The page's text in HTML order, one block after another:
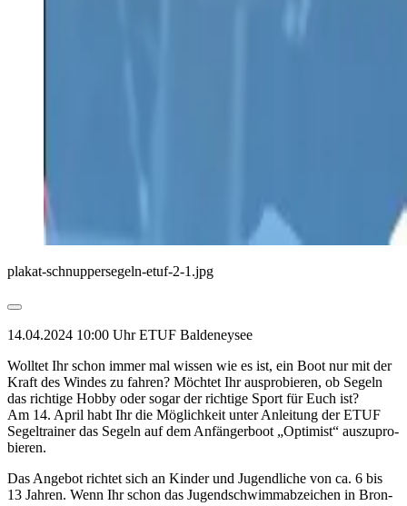
plakat-schnuppersegeln-etuf-2-1.jpg
14.04.2024 10:00 Uhr ETUF Baldeneysee
Woll­tet Ihr schon immer mal wis­sen wie es ist, ein Boot nur mit der
Kraft des Win­des zu fah­ren? Möch­tet Ihr aus­pro­bie­ren, ob Se­geln
das rich­ti­ge Hobby oder sogar der rich­ti­ge Sport für Euch ist?
Am 14. April habt Ihr die Mög­lich­keit unter An­lei­tung der ETUF
Se­gel­trai­ner das Se­geln auf dem An­fän­ger­boot „Op­ti­mist“ aus­zu­pro­
bie­ren.
Das An­ge­bot rich­tet sich an Kin­der und Ju­gend­li­che von ca. 6 bis
13 Jah­ren. Wenn Ihr schon das Ju­gend­schwimm­ab­zei­chen in Bron­